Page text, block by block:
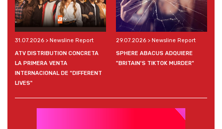
31.07.2026 > Newsline Report
ATV DISTRIBUTION CONCRETA
LA PRIMERA VENTA
INTERNACIONAL DE "DIFFERENT
LIVES"
29.07.2026 > Newsline Report
SPHERE ABACUS ADQUIERE
"BRITAIN'S TIKTOK MURDER"